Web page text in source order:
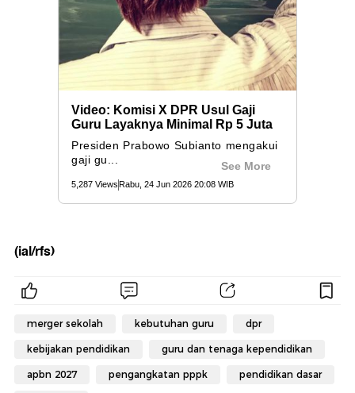
(ial/rfs)
merger sekolah kebutuhan guru dpr
kebijakan pendidikan guru dan tenaga kependidikan
apbn 2027 pengangkatan pppk pendidikan dasar